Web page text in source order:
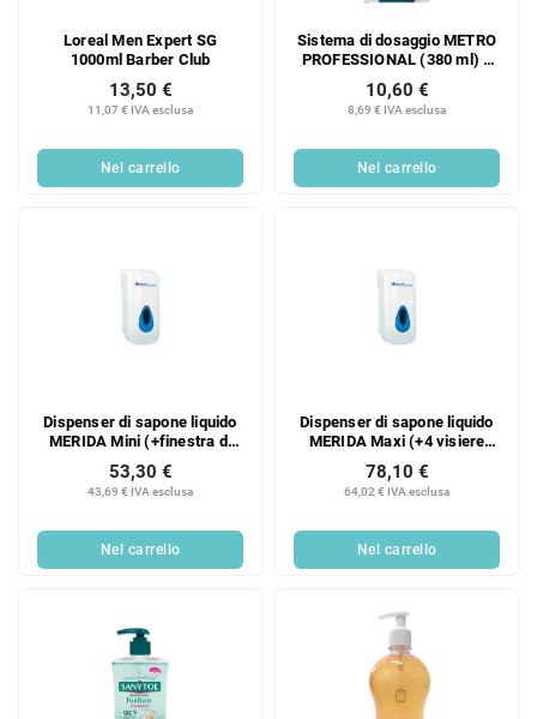
Loreal Men Expert SG
1000ml Barber Club
11,07 € IVA esclusa
13,50 €
Nel carrello
Sistema di dosaggio METRO
PROFESSIONAL (380 ml) 2
8,69 € IVA esclusa
10,60 €
Nel carrello
Dispenser di sapone liquido
MERIDA Mini (+finestra di
visualizzazione a colori 4x)
400 ml
43,69 € IVA esclusa
53,30 €
Nel carrello
Dispenser di sapone liquido
MERIDA Maxi (+4 visiere
colorate) 800 ml
64,02 € IVA esclusa
78,10 €
Nel carrello